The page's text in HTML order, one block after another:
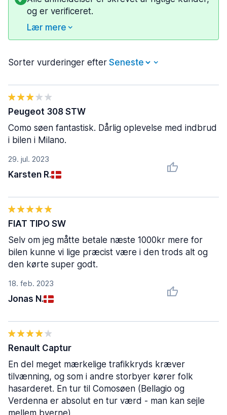
og er verificeret.
Lær mere
Sorter vurderinger efter
29. jul. 2023
Karsten R.
Peugeot 308 STW
Como søen fantastisk. Dårlig oplevelse med indbrud
i bilen i Milano.
18. feb. 2023
Jonas N.
FIAT TIPO SW
Selv om jeg måtte betale næste 1000kr mere for
bilen kunne vi lige præcist være i den trods alt og
den kørte super godt.
Renault Captur
En del meget mærkelige trafikkryds kræver
tilvænning, og som i andre storbyer kører folk
hasarderet. En tur til Comosøen (Bellagio og
Verdenna er absolut en tur værd - man kan sejle
mellem byerne)